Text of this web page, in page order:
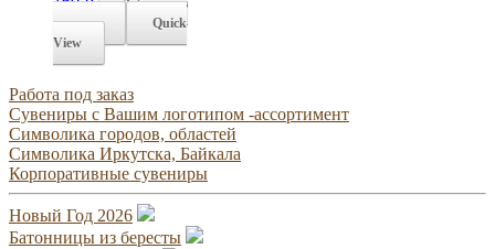
Добавить в
корзину
Quick
View
Работа под заказ
Сувениры с Вашим логотипом -ассортимент
Символика городов, областей
Символика Иркутска, Байкала
Корпоративные сувениры
Новый Год 2026
Батонницы из бересты